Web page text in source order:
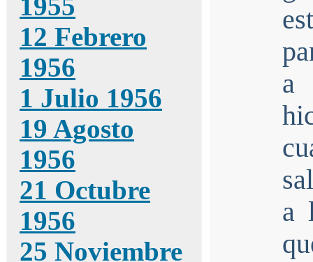
1955
12 Febrero
1956
1 Julio 1956
19 Agosto
1956
21 Octubre
1956
25 Noviembre
a
a